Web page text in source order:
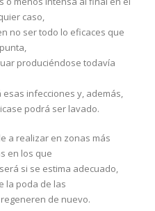
caso,
no ser todo lo eficaces que
produciéndose todavía
infecciones y, además,
podrá ser lavado.
a realizar en zonas más
en los que
si se estima adecuado,
la poda de las
de nuevo.